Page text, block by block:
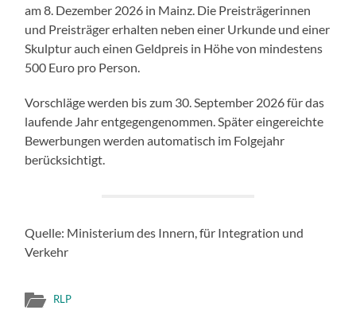
am 8. Dezember 2026 in Mainz. Die Preisträgerinnen
und Preisträger erhalten neben einer Urkunde und einer
Skulptur auch einen Geldpreis in Höhe von mindestens
500 Euro pro Person.
Vorschläge werden bis zum 30. September 2026 für das
laufende Jahr entgegengenommen. Später eingereichte
Bewerbungen werden automatisch im Folgejahr
berücksichtigt.
Quelle: Ministerium des Innern, für Integration und
Verkehr
RLP